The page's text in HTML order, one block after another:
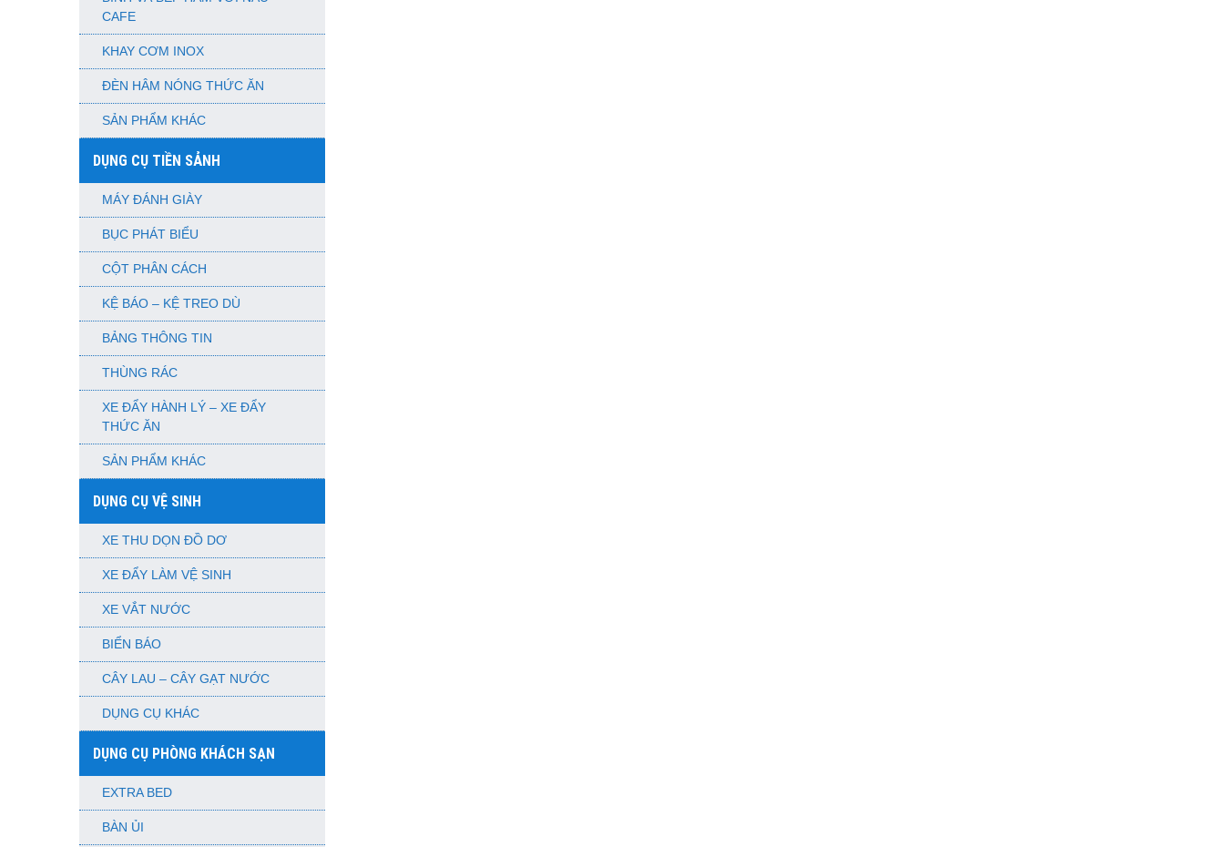
CAFE
KHAY CƠM INOX
ĐÈN HÂM NÓNG THỨC ĂN
SẢN PHẨM KHÁC
DỤNG CỤ TIỀN SẢNH
MÁY ĐÁNH GIÀY
BỤC PHÁT BIỂU
CỘT PHÂN CÁCH
KỆ BÁO – KỆ TREO DÙ
BẢNG THÔNG TIN
THÙNG RÁC
XE ĐẨY HÀNH LÝ – XE ĐẨY
THỨC ĂN
SẢN PHẨM KHÁC
DỤNG CỤ VỆ SINH
XE THU DỌN ĐỒ DƠ
XE ĐẨY LÀM VỆ SINH
XE VẮT NƯỚC
BIỂN BÁO
CÂY LAU – CÂY GẠT NƯỚC
DỤNG CỤ KHÁC
DỤNG CỤ PHÒNG KHÁCH SẠN
EXTRA BED
BÀN ỦI